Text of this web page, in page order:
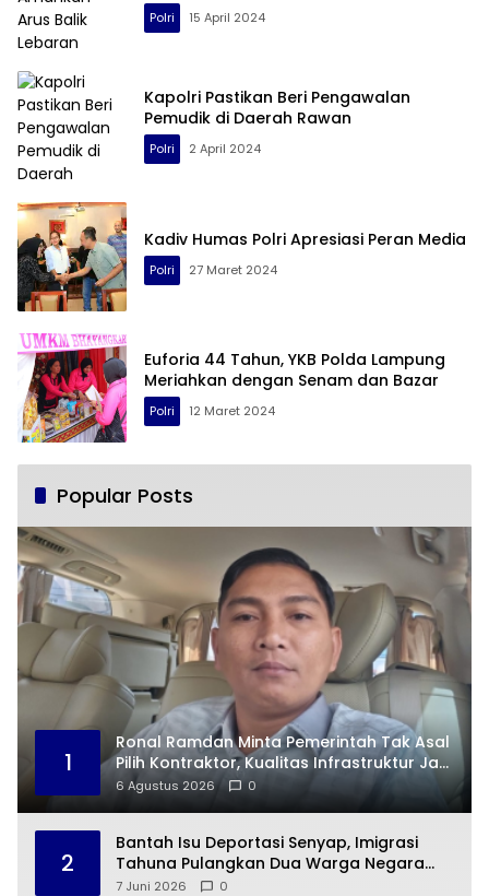
Polri 15 April 2024
Kapolri Pastikan Beri Pengawalan
Pemudik di Daerah Rawan
Polri 2 April 2024
Kadiv Humas Polri Apresiasi Peran Media
Polri 27 Maret 2024
Euforia 44 Tahun, YKB Polda Lampung
Meriahkan dengan Senam dan Bazar
Polri 12 Maret 2024
Popular Posts
1
Ronal Ramdan Minta Pemerintah Tak Asal
Pilih Kontraktor, Kualitas Infrastruktur Jadi
Taruhan
6 Agustus 2026 0
2
Bantah Isu Deportasi Senyap, Imigrasi
Tahuna Pulangkan Dua Warga Negara
Cina ke Guangzhou
7 Juni 2026 0